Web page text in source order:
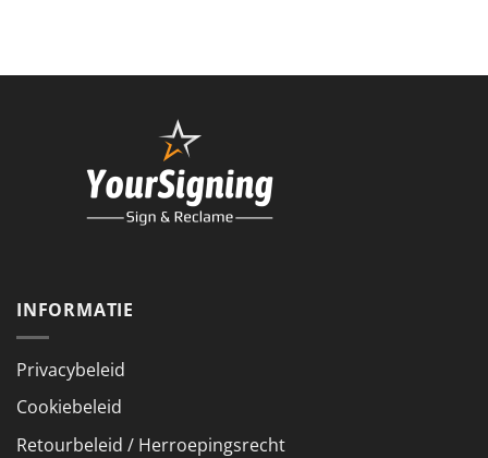
INFORMATIE
Privacybeleid
Cookiebeleid
Retourbeleid / Herroepingsrecht